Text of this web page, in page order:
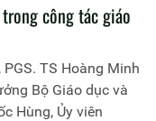
công tác giáo
TS Hoàng Minh
Bộ Giáo dục và
Hùng, Ủy viên